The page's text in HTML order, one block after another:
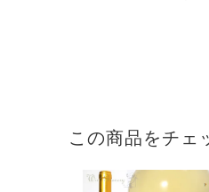
この商品をチェ